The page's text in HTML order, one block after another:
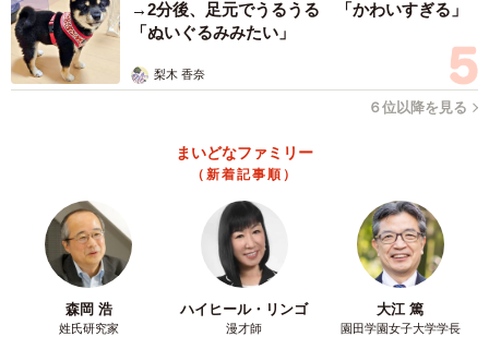
→2分後、足元でうるうる 「かわいすぎる」
「ぬいぐるみみたい」
梨木 香奈
６位以降を見る
まいどなファミリー
（新着記事順）
森岡 浩
姓氏研究家
ハイヒール・リンゴ
漫才師
大江 篤
園田学園女子大学学長